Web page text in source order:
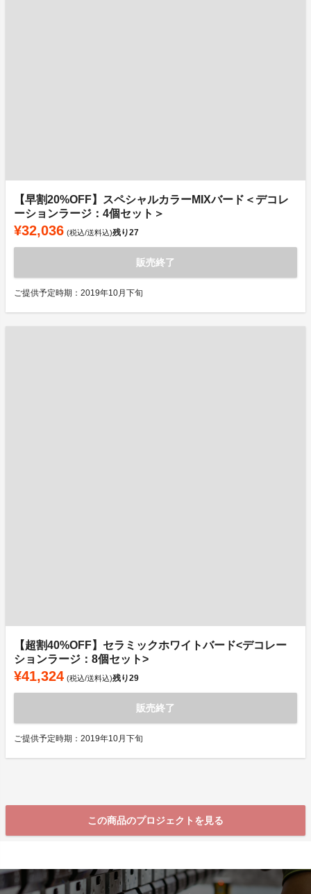
【早割20%OFF】スペシャルカラーMIXバード＜デコレ
ーションラージ：4個セット＞
¥32,036 (税込/送料込)残り27
販売終了
ご提供予定時期：2019年10月下旬
【超割40%OFF】セラミックホワイトバード<デコレー
ションラージ：8個セット>
¥41,324 (税込/送料込)残り29
販売終了
ご提供予定時期：2019年10月下旬
この商品のプロジェクトを見る